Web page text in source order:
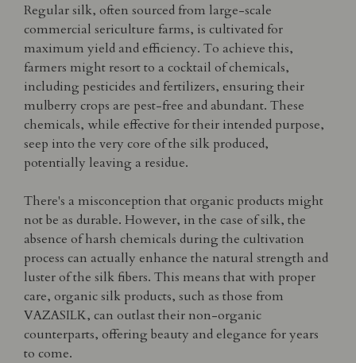
Regular silk, often sourced from large-scale
commercial sericulture farms, is cultivated for
maximum yield and efficiency. To achieve this,
farmers might resort to a cocktail of chemicals,
including pesticides and fertilizers, ensuring their
mulberry crops are pest-free and abundant. These
chemicals, while effective for their intended purpose,
seep into the very core of the silk produced,
potentially leaving a residue.
There's a misconception that organic products might
not be as durable. However, in the case of silk, the
absence of harsh chemicals during the cultivation
process can actually enhance the natural strength and
luster of the silk fibers. This means that with proper
care, organic silk products, such as those from
VAZASILK, can outlast their non-organic
counterparts, offering beauty and elegance for years
to come.